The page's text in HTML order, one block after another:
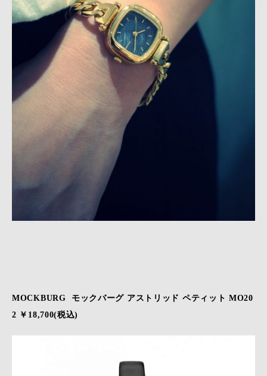
MOCKBURG モックバーグ アストリッド ペティット MO20
2 ￥18,700(税込)